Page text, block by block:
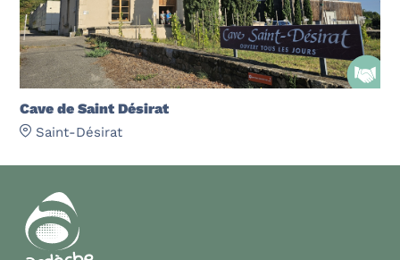
Cave de Saint Désirat
Saint-Désirat